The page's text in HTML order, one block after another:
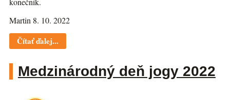
Martin 8. 10. 2022
Čítať ďalej...
Medzinárodný deň jogy 2022